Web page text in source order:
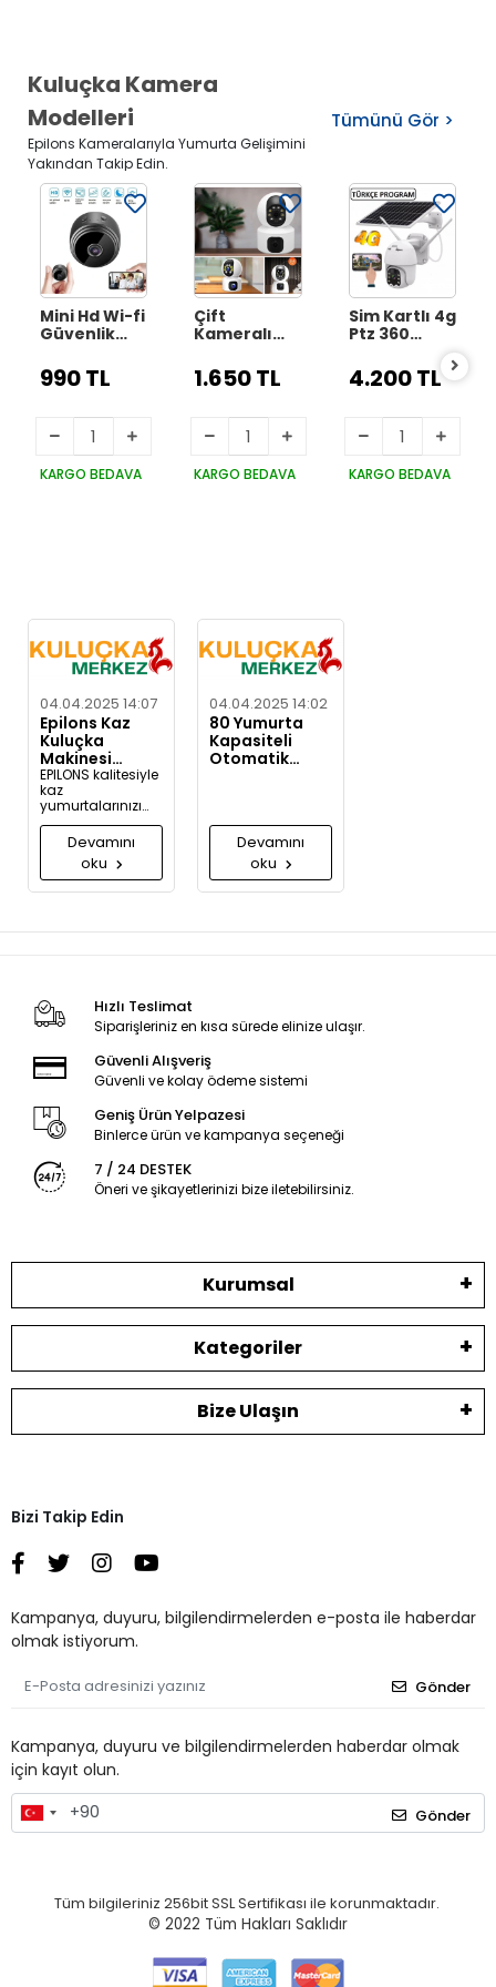
Kuluçka Kamera
Modelleri
Epilons Kameralarıyla Yumurta Gelişimini
Yakından Takip Edin.
Tümünü Gör >
Mini Hd Wi-fi
Güvenlik
990 TL
KARGO BEDAVA
Çift
Kameralı
Bağlantılı
Gece
Güvenlik
Kamerası
Yosee
1.650 TL
KARGO BEDAVA
Sim Kartlı 4g
Ptz 360
Solar Güneş
Enerjili
Kamera
Türkçe
Program
Son Sürüm
4.200 TL
KARGO BEDAVA
04.04.2025 14:07
Epilons Kaz
Kuluçka
Makinesi
Bakım ve Çıkım
Kılavuzu
EPILONS kalitesiyle
kaz
yumurtalarınızı
başarılı bir şekilde
kuluçkadan
çıkarmak için bu
profesyonel
rehberi dikkatle
uygulayın.
makinelerinin
edeceksiniz.
Devamını
oku
04.04.2025 14:02
80 Yumurta
Kapasiteli
Otomatik
Bıldırcın, Civciv
Ve Kanatlılar
İçin Mz-80
Devamını
oku
Hızlı Teslimat
Siparişleriniz en kısa sürede elinize ulaşır.
Güvenli Alışveriş
Güvenli ve kolay ödeme sistemi
Geniş Ürün Yelpazesi
Binlerce ürün ve kampanya seçeneği
7 / 24 DESTEK
Öneri ve şikayetlerinizi bize iletebilirsiniz.
Kurumsal
Kategoriler
Bize Ulaşın
Bizi Takip Edin
Kampanya, duyuru, bilgilendirmelerden e-posta ile haberdar
olmak istiyorum.
Gönder
Kampanya, duyuru ve bilgilendirmelerden haberdar olmak
için kayıt olun.
Gönder
Tüm bilgileriniz 256bit SSL Sertifikası ile korunmaktadır.
© 2022 Tüm Hakları Saklıdır